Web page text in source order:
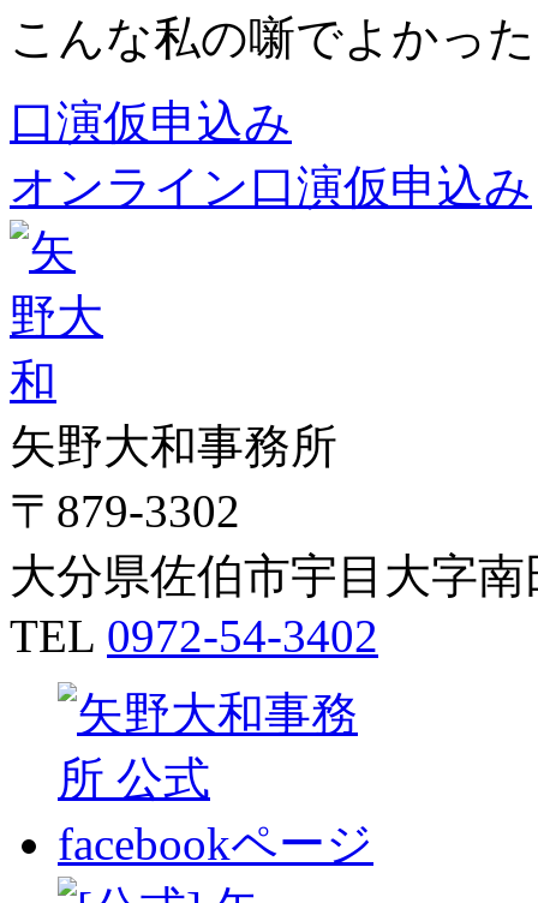
こんな私の噺でよかっ
口演仮申込み
オンライン口演仮申込み
矢野大和事務所
〒879-3302
大分県佐伯市宇目大字南
TEL 0972-54-3402